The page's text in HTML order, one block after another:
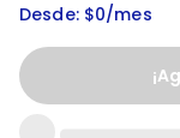
Desde: $0/mes